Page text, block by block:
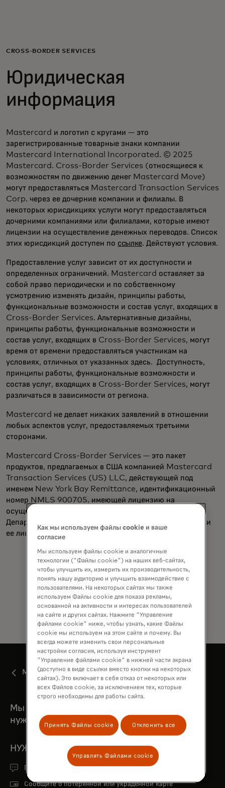
Для бизнеса
Для всего мира
Новости и тренды
CROSS-BORDER SERVICES
Юридическая
информация
Mastercard и логотип с кругами — это
зарегистрированные товарные знаки компании
Mastercard International Incorporated. © 2025
Mastercard. Cross-Border Services (относящиеся к
возможностям по движению денег Mastercard Move)
могут предоставляться Mastercard Transaction Services
Corp. через ее дочерние компании и филиалы. В
некоторых юрисдикциях услуги могут предоставляться
дочерними компаниями или филиалами, которые имеют
лицензии на осуществление денежных переводов. Список
этих юрисдикций доступен по ссылке. Действуют условия.
Предоставление услуг зависит от их доступности и
определенных ограничений. Mastercard оставляет за
собой право периодически и по собственному
усмотрению изменять дизайн, принципы работы,
функциональные возможности и состав услуг, входящих в
Cross-Border Services. Альтернативные дизайны,
принципы работы, функциональные возможности и
состав услуг, входящих в Cross-Border Services, могут
время от времени предоставляться участникам на
условиях, отличных от указанных здесь. Доступность,
принципы работы, функциональные возможности и
состав услуг, входящих в Cross-Border Services, могут
различаться в зависимости от региона. ​
Mastercard не делает никаких заявлений в отношении
любых аспектов услуг, предоставляемых третьими
сторонами.​
Mastercard Cross-Border Services — это пакет
продуктов, предлагаемых в США компанией Mastercard
Transaction Services (US) LLC, действующей под
именем New York Bay Remittance, идентификационный
номер NMLS 900705, имеющей лицензию на
осуществление денежных переводов, выданную
Департаментом финансовых услуг штата Нью-Йорк, или
ее лицензированными дочерними компаниями. ​
Mastercard Move
Мы всегда рядом, когда тебе
нужна помощь
НУЖНА ПОМОЩЬ?
Получите поддержку
Сообщите о потерянной или украденной карте
Как мы используем файлы cookie и ваше
согласие
Мы используем файлы cookie и аналогичные
технологии ("Файлы cookie") на наших веб-сайтах,
чтобы улучшить их, измерить их производительность,
понять нашу аудиторию и улучшить взаимодействие с
пользователями. На некоторых сайтах мы также
используем Файлы cookie для показа рекламы,
основанной на активности и интересах пользователей
на сайте и других сайтах. Нажмите "Управление
файлами cookie" ниже, чтобы узнать, какие Файлы
cookie мы используем на этом сайте и почему. Вы
всегда можете изменить свои персональные
настройки согласия, используя инструмент
"Управление файлами cookie" в нижней части экрана
(доступно в виде ссылки вместо кнопки на некоторых
сайтах). Это включает в себя отказ от некоторых или
всех Файлов cookie, за исключением тех, которые
строго необходимы для работы сайта.
Принять Файлы cookie Отклонить все
Управлять Файлами cookie